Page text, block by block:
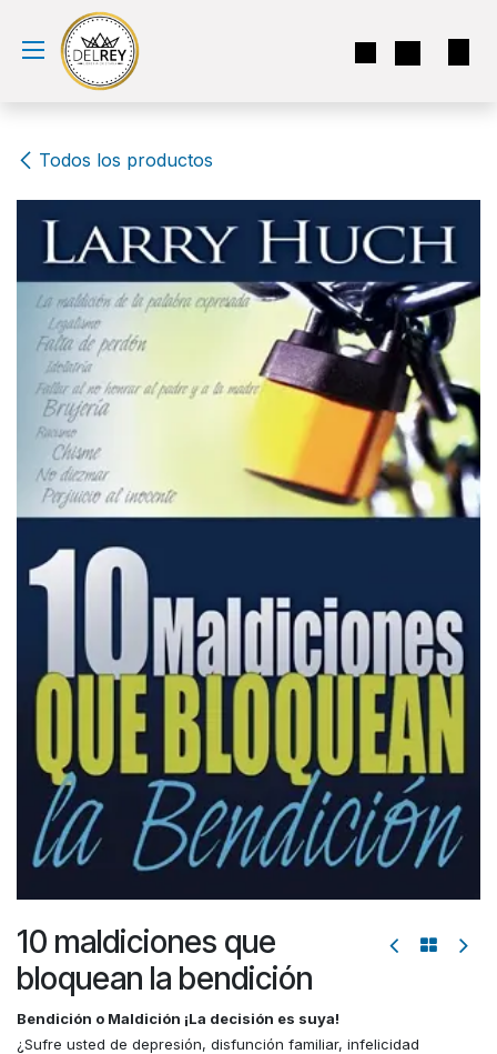
Ir al contenido
Todos los productos
10 maldiciones que
bloquean la bendición
Bendición o Maldición ¡La decisión es suya!
¿Sufre usted de depresión, disfunción familiar, infelicidad